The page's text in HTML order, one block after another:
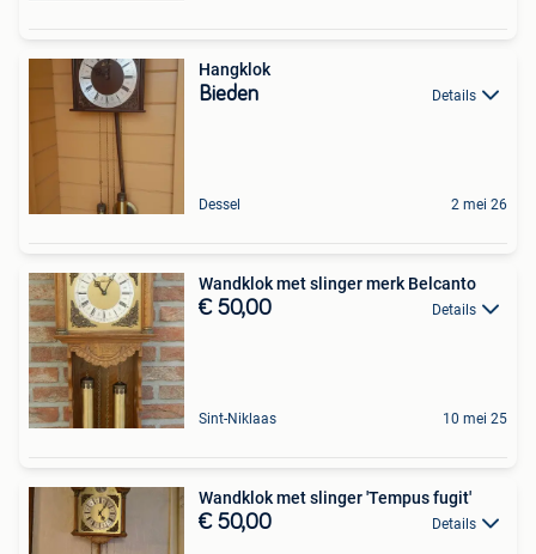
Hangklok
Bieden Details
Dessel 2 mei 26
Wandklok met slinger merk Belcanto
€ 50,00 Details
Sint-Niklaas 10 mei 25
Wandklok met slinger 'Tempus fugit'
€ 50,00 Details